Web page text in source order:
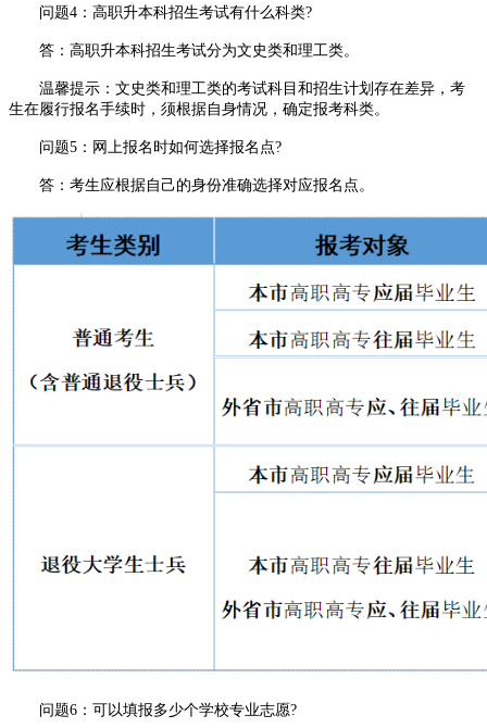
问题4：高职升本科招生考试有什么科类?
答：高职升本科招生考试分为文史类和理工类。
温馨提示：文史类和理工类的考试科目和招生计划存在差异，考
生在履行报名手续时，须根据自身情况，确定报考科类。
问题5：网上报名时如何选择报名点?
答：考生应根据自己的身份准确选择对应报名点。
问题6：可以填报多少个学校专业志愿?